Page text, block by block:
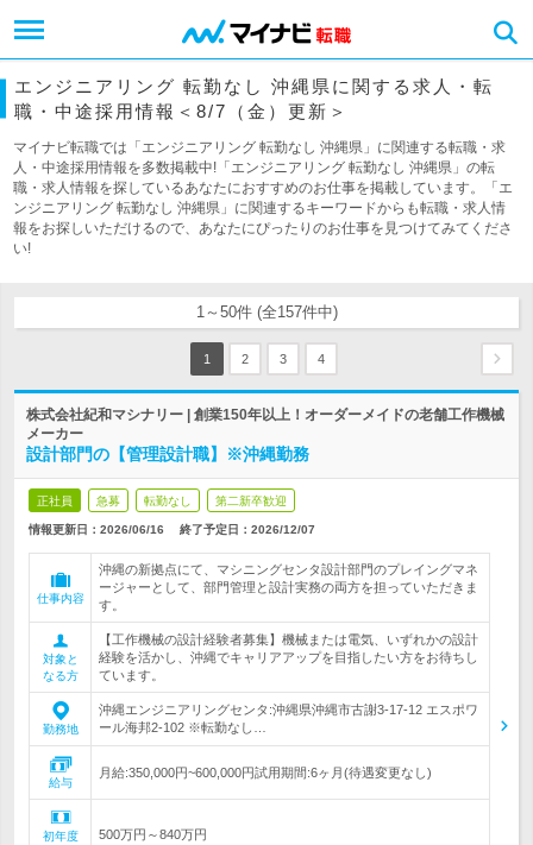
エンジニアリング 転勤なし 沖縄県に関する求人・転
職・中途採用情報＜8/7（金）更新＞
マイナビ転職では「エンジニアリング 転勤なし 沖縄県」に関連する転職・求
人・中途採用情報を多数掲載中!「エンジニアリング 転勤なし 沖縄県」の転
職・求人情報を探しているあなたにおすすめのお仕事を掲載しています。「エ
ンジニアリング 転勤なし 沖縄県」に関連するキーワードからも転職・求人情
報をお探しいただけるので、あなたにぴったりのお仕事を見つけてみてくださ
い!
1～50件 (全157件中)
1 2 3 4
株式会社紀和マシナリー | 創業150年以上！オーダーメイドの老舗工作機械
メーカー
設計部門の【管理設計職】※沖縄勤務
正社員 急募 転勤なし 第二新卒歓迎
情報更新日：2026/06/16 終了予定日： 2026/12/07
仕事内容
沖縄の新拠点にて、マシニングセンタ設計部門のプレイングマネ
ージャーとして、部門管理と設計実務の両方を担っていただきま
す。
対象と
なる方
【工作機械の設計経験者募集】機械または電気、いずれかの設計
経験を活かし、沖縄でキャリアアップを目指したい方をお待ちし
ています。
勤務地
沖縄エンジニアリングセンタ:沖縄県沖縄市古謝3-17-12 エスポワ
ール海邦2-102 ※転勤なし…
給与
月給:350,000円~600,000円試用期間:6ヶ月(待遇変更なし)
初年度
500万円～840万円